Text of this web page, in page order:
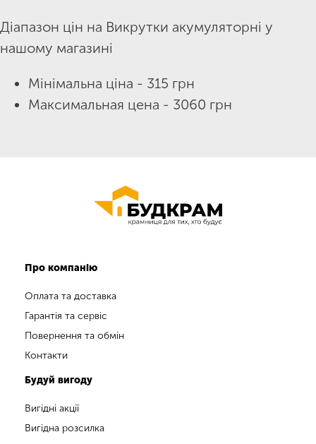
Діапазон цін на Викрутки акумуляторні у
нашому магазині
Мінімальна ціна - 315 грн
Максимальная цена - 3060 грн
Про компанію
Оплата та доставка
Гарантія та сервіс
Повернення та обмін
Контакти
Будуй вигоду
Вигідні акції
Вигідна розсилка